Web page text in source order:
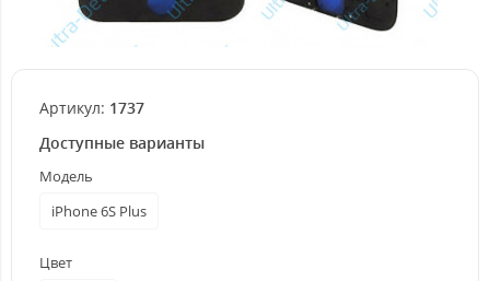
Артикул: 1737
Доступные варианты
Модель
iPhone 6S Plus
Цвет